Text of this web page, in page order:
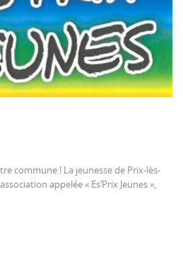
commune ! La jeunesse de Prix-lès-
appelée « Es’Prix Jeunes »,